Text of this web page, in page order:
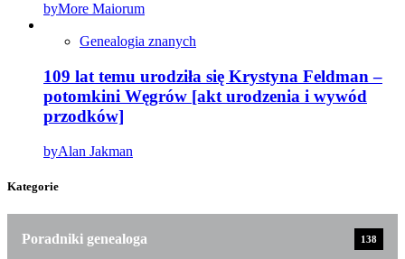
byMore Maiorum
Genealogia znanych
109 lat temu urodziła się Krystyna Feldman –
potomkini Węgrów [akt urodzenia i wywód
przodków]
byAlan Jakman
Kategorie
Poradniki genealoga 138